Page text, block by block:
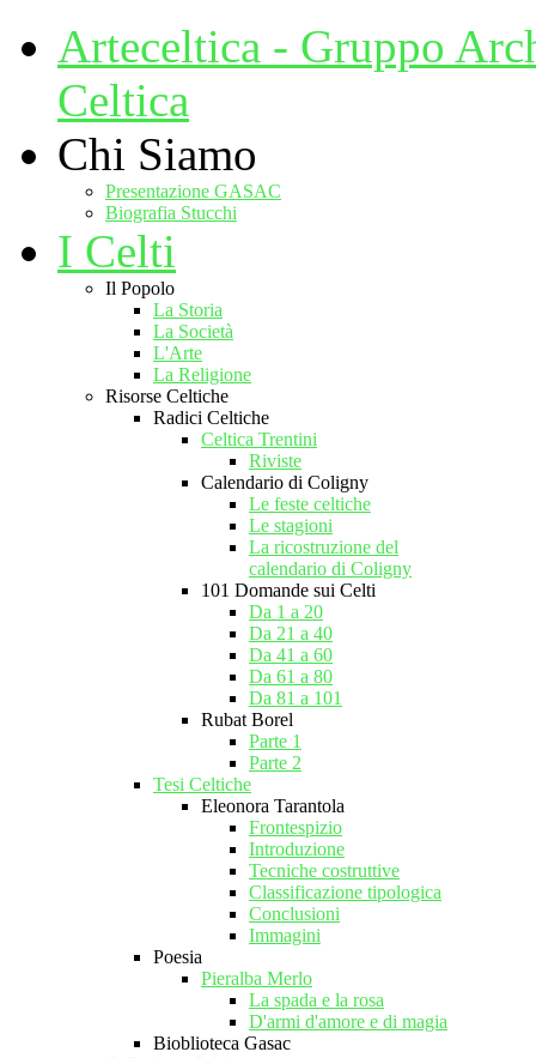
Arteceltica - Gruppo
Celtica
Chi Siamo
Presentazione GASAC
Biografia Stucchi
I Celti
Il Popolo
La Storia
La Società
L'Arte
La Religione
Risorse Celtiche
Radici Celtiche
Celtica Trentini
Riviste
Calendario di Coligny
Le feste celtiche
Le stagioni
La ricostruzione del
calendario di Coligny
101 Domande sui Celti
Da 1 a 20
Da 21 a 40
Da 41 a 60
Da 61 a 80
Da 81 a 101
Rubat Borel
Parte 1
Parte 2
Tesi Celtiche
Eleonora Tarantola
Frontespizio
Introduzione
Tecniche costruttive
Classificazione tipologica
Conclusioni
Immagini
Poesia
Pieralba Merlo
La spada e la rosa
D'armi d'amore e di magia
Bioblioteca Gasac